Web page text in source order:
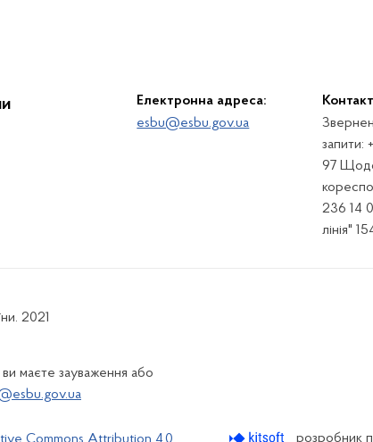
Електронна адреса:
esbu@esbu.gov.ua
запити:
97
236 14
лінія"
2021
маєте зауваження або
розробник